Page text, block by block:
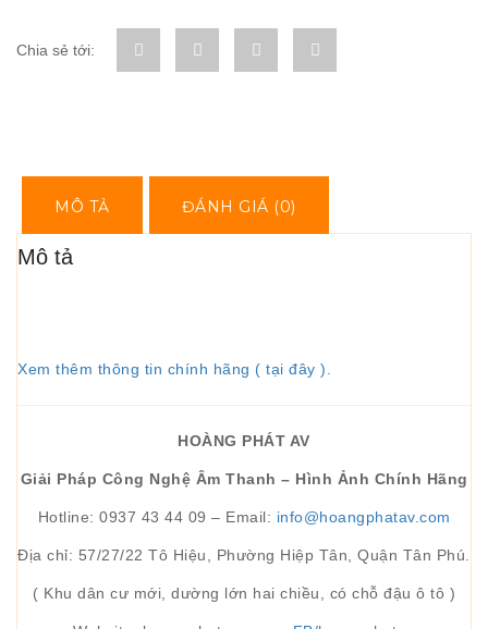
Chia sẻ tới:
MÔ TẢ ĐÁNH GIÁ (0)
Mô tả
Xem thêm thông tin chính hãng ( tại đây ).
HOÀNG PHÁT AV
Giải Pháp Công Nghệ Âm Thanh – Hình Ảnh Chính Hãng
Hotline: 0937 43 44 09 – Email: info@hoangphatav.com
Địa chỉ: 57/27/22 Tô Hiệu, Phường Hiệp Tân, Quận Tân Phú.
( Khu dân cư mới, dường lớn hai chiều, có chỗ đậu ô tô )